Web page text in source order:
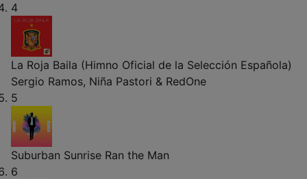
4
La Roja Baila (Himno Oficial de la Selección Española)
Sergio Ramos, Niña Pastori & RedOne
5
Suburban Sunrise Ran the Man
6